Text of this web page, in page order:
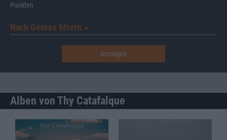
Punkten
Nach Genres filtern ►︎
Alben von Thy Catafalque